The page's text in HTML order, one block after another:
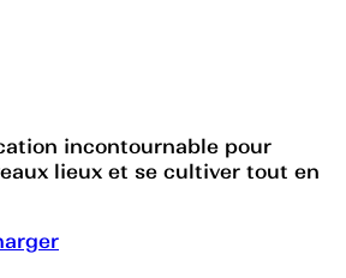
incontournable pour
lieux et se cultiver tout en